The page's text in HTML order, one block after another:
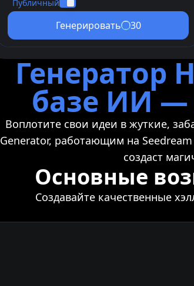
ratio
Разрешение
resolution
Публичный
Генерировать 30
Генератор
базе ИИ —
Воплотите свои идеи в жуткие,
Generator, работающим на
создаст
Основные
Создавайте качественные